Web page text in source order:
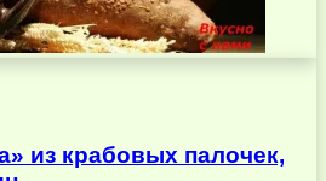
из крабовых палочек,